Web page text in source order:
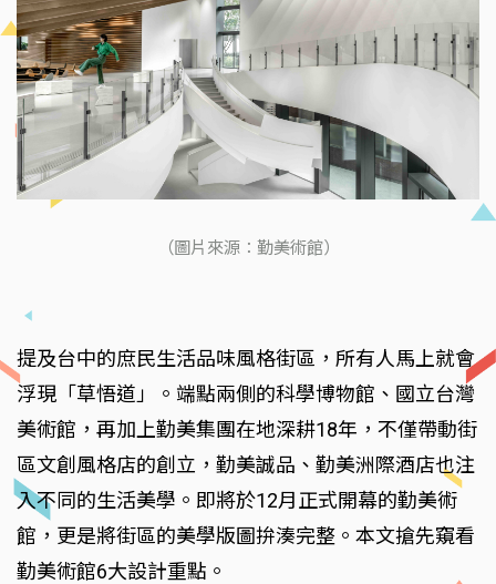
（圖片來源：勤美術館）
提及台中的庶民生活品味風格街區，所有人馬上就會
浮現「草悟道」。端點兩側的科學博物館、國立台灣
美術館，再加上勤美集團在地深耕18年，不僅帶動街
區文創風格店的創立，勤美誠品、勤美洲際酒店也注
入不同的生活美學。即將於12月正式開幕的勤美術
館，更是將街區的美學版圖拚湊完整。本文搶先窺看
勤美術館6大設計重點。